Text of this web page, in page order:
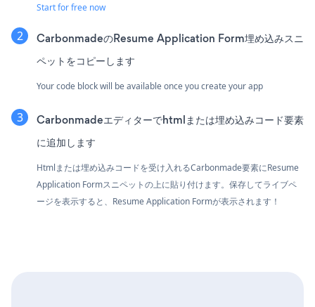
Start for free now
CarbonmadeのResume Application Form埋め込みスニ
ペットをコピーします
Your code block will be available once you create your app
Carbonmadeエディターでhtmlまたは埋め込みコード要素
に追加します
Htmlまたは埋め込みコードを受け入れるCarbonmade要素にResume
Application Formスニペットの上に貼り付けます。保存してライブペ
ージを表示すると、Resume Application Formが表示されます！